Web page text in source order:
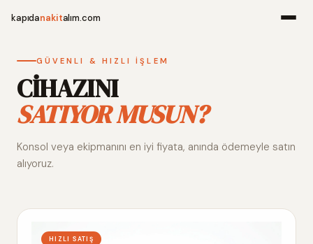
kapıdanakitalım.com
Alım
GÜVENLI & HIZLI İŞLEM
CİHAZINI
SATIYOR MUSUN?
Konsol veya ekipmanını en iyi fiyata, anında ödemeyle satın
alıyoruz.
HIZLI SATIŞ